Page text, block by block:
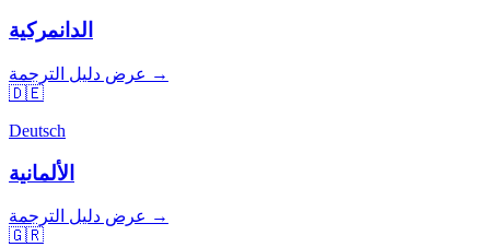
الدانمركية
عرض دليل الترجمة →
🇩🇪
Deutsch
الألمانية
عرض دليل الترجمة →
🇬🇷